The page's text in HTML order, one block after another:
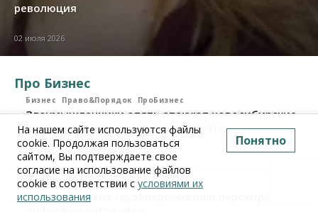
революция
02 июля 2026
Про Бизнес
Бизнес Право&Порядок ПроБизнес
Злоумышленники опять атакуют новосибирские
компании через электронную почту
06 августа 2026, 11:00
Бизнес ПроБизнес
Новосибирские грузоперевозчики переходят на
На нашем сайте используются файлы
cookie. Продолжая пользоваться
сайтом, Вы подтверждаете свое
согласие на использование файлов
cookie в соответствии с условиями их
использования
Понятно